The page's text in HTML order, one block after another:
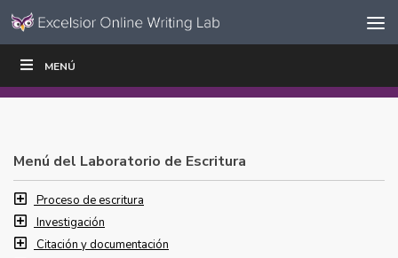
Ir al contenido
navegación
MENÚ
ESCRIBIR
Menú del Laboratorio de Escritura
Proceso de escritura
Investigación
Citación y documentación